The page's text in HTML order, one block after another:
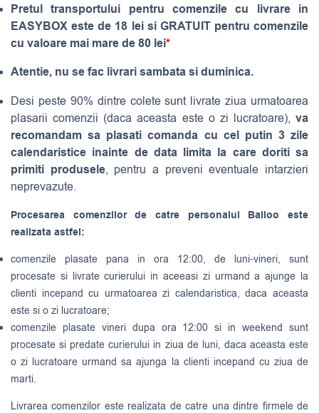
Pretul transportului pentru comenzile cu livrare in
EASYBOX este de 18 lei si GRATUIT pentru comenzile
cu valoare mai mare de 80 lei*
Atentie, nu se fac livrari sambata si duminica.
Desi peste 90% dintre colete sunt livrate ziua urmatoarea
plasarii comenzii (daca aceasta este o zi lucratoare), va
recomandam sa plasati comanda cu cel putin 3 zile
calendaristice inainte de data limita la care doriti sa
primiti produsele, pentru a preveni eventuale intarzieri
neprevazute.
Procesarea comenzilor de catre personalul Balloo este
realizata astfel:
comenzile plasate pana in ora 12:00, de luni-vineri, sunt
procesate si livrate curierului in aceeasi zi urmand a ajunge la
clienti incepand cu urmatoarea zi calendaristica, daca aceasta
este si o zi lucratoare;
comenzile plasate vineri dupa ora 12:00 si in weekend sunt
procesate si predate curierului in ziua de luni, daca aceasta este
o zi lucratoare urmand sa ajunga la clienti incepand cu ziua de
marti.
Livrarea comenzilor este realizata de catre una dintre firmele de